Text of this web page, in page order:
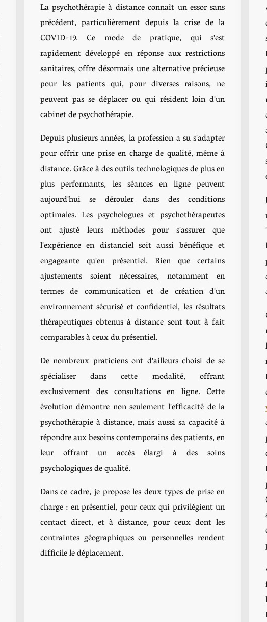
La psychothérapie à distance connaît un essor sans
précédent, particulièrement depuis la crise de la
COVID-19. Ce mode de pratique, qui s'est
rapidement développé en réponse aux restrictions
sanitaires, offre désormais une alternative précieuse
pour les patients qui, pour diverses raisons, ne
peuvent pas se déplacer ou qui résident loin d'un
cabinet de psychothérapie.
Depuis plusieurs années, la profession a su s'adapter
pour offrir une prise en charge de qualité, même à
distance. Grâce à des outils technologiques de plus en
plus performants, les séances en ligne peuvent
aujourd'hui se dérouler dans des conditions
optimales. Les psychologues et psychothérapeutes
ont ajusté leurs méthodes pour s'assurer que
l'expérience en distanciel soit aussi bénéfique et
engageante qu'en présentiel. Bien que certains
ajustements soient nécessaires, notamment en
termes de communication et de création d'un
environnement sécurisé et confidentiel, les résultats
thérapeutiques obtenus à distance sont tout à fait
comparables à ceux du présentiel.
De nombreux praticiens ont d'ailleurs choisi de se
spécialiser dans cette modalité, offrant
exclusivement des consultations en ligne. Cette
évolution démontre non seulement l'efficacité de la
psychothérapie à distance, mais aussi sa capacité à
répondre aux besoins contemporains des patients, en
leur offrant un accès élargi à des soins
psychologiques de qualité.
Dans ce cadre, je propose les deux types de prise en
charge : en présentiel, pour ceux qui privilégient un
contact direct, et à distance, pour ceux dont les
contraintes géographiques ou personnelles rendent
difficile le déplacement.